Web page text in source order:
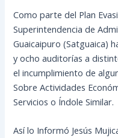
Como parte del Plan
Superintendencia de
Guaicaipuro (Satguaica)
y ocho auditorías a
el incumplimiento de
Sobre Actividades
Servicios o Índole Similar.
Asílo Informó Jesús